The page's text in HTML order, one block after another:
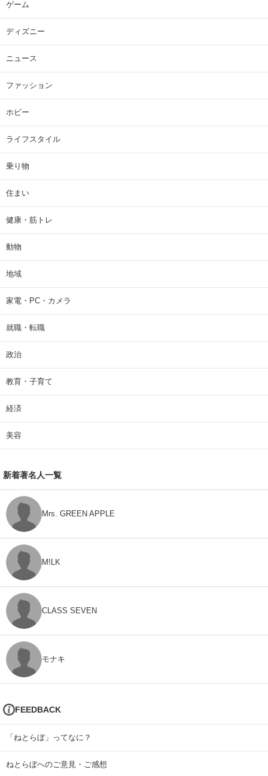
ゲーム
ディズニー
ニュース
ファッション
ホビー
ライフスタイル
乗り物
住まい
健康・筋トレ
動物
地域
家電・PC・カメラ
就職・転職
政治
教育・子育て
経済
美容
新着著名人一覧
Mrs. GREEN APPLE
M!LK
CLASS SEVEN
モナキ
FEEDBACK
「ねとらぼ」ってなに？
ねとらぼへのご意見・ご感想